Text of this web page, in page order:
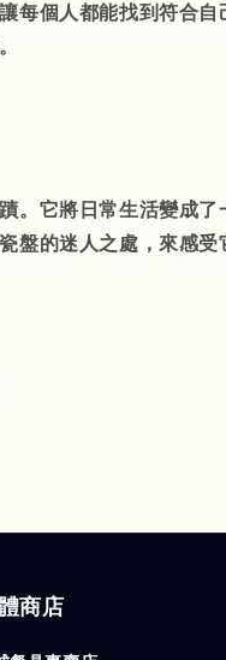
每個人都能找到符合
。它將日常生活變成
盤的迷人之處，來感
商店